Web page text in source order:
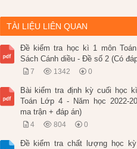
TÀI LIỆU LIÊN QUAN
Đề kiểm tra học kì 1 môn
Sách Cánh diều - Đề số 2 (Có
7 1342 0
Bài kiểm tra định kỳ cuối học
Toán Lớp 4 - Năm học 2022-
ma trận + đáp án)
4 804 0
Đề kiểm tra chất lượng học